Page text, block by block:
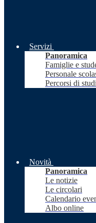
Servizi
Panoramica
Famiglie e
Personale
Percorsi di
Novità
Panoramica
Le notizie
Le circolari
Calendario
Albo online